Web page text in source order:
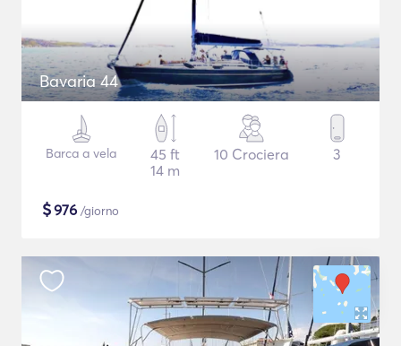
Bavaria 44
Barca a vela
45 ft
14 m
10 Crociera 3
$976 /giorno